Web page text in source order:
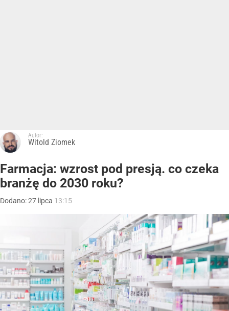
Autor:
Witold Ziomek
Farmacja: wzrost pod presją. co czeka
branżę do 2030 roku?
Dodano:27 lipca 13:15